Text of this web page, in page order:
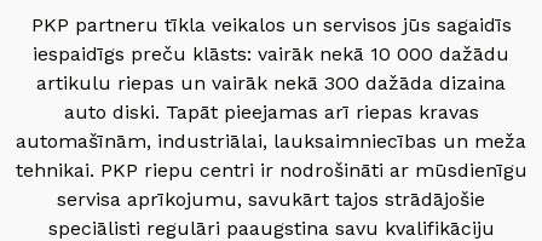
PKP partneru tīkla veikalos un servisos jūs sagaidīs
iespaidīgs preču klāsts: vairāk nekā 10 000 dažādu
artikulu riepas un vairāk nekā 300 dažāda dizaina
auto diski. Tapāt pieejamas arī riepas kravas
automašīnām, industriālai, lauksaimniecības un meža
tehnikai. PKP riepu centri ir nodrošināti ar mūsdienīgu
servisa aprīkojumu, savukārt tajos strādājošie
speciālisti regulāri paaugstina savu kvalifikāciju